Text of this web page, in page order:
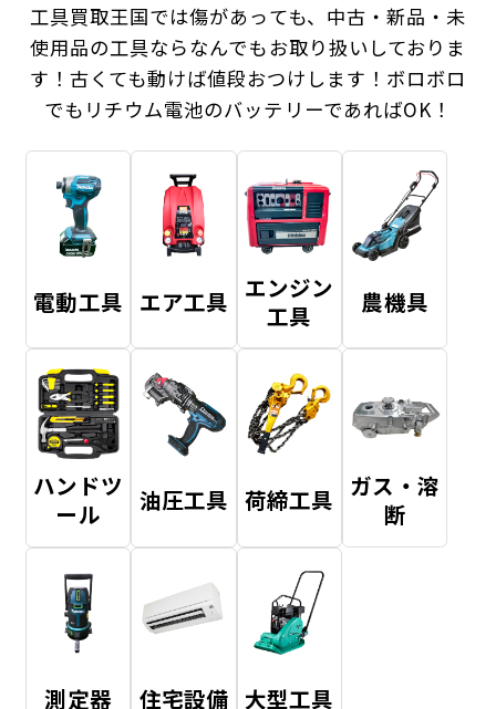
工具買取王国では傷があっても、中古・新品・未
使用品の工具ならなんでもお取り扱いしておりま
す！ 古くても動けば値段おつけします！ボロボロ
でもリチウム電池のバッテリーであればOK！
電動工具 エア工具 エンジン
工具
農機具
ハンドツ
ール
油圧工具 荷締工具 ガス・溶
断
測定器 住宅設備 大型工具